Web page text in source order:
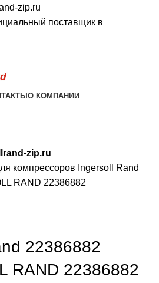
zip.ru
О КОМПАНИИ
zip.ru
компрессоров Ingersoll Rand
RAND 22386882
22386882
RAND 22386882